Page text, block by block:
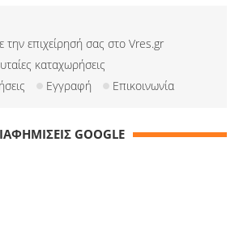
την επιχείρησή σας στο Vres.gr
καταχωρήσεις
Εγγραφή Επικοινωνία
GOOGLE